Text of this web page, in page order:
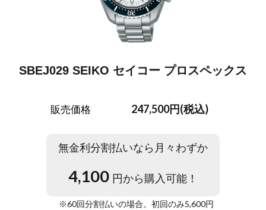
SBEJ029 SEIKO セイコー プロスペックス
販売価格 247,500円(税込)
無金利分割払いなら月々わずか
4,100 円から購入可能！
※60回分割払いの場合。初回のみ5,600円